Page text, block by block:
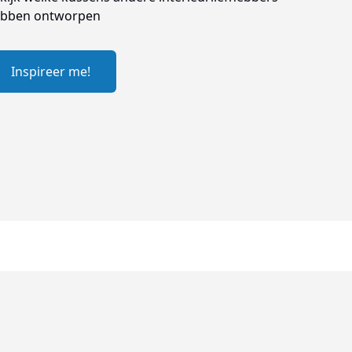
ontworpen
Inspireer me!